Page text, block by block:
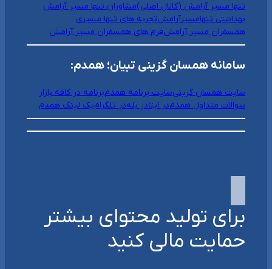
تنها مسیر آرامش (کانال اصلی)مشاوران تنها مسیر آرامش
بهداشتی تنهامسیرآرامشتجربه های تنها مسیری
همسفران مسیر آرامشفرم های همسفران مسیر آرامش
سامانه همسان گزینی تبیان؛ همدم:
سایت همسان گزینیسایت برنامه همدمبرنامه در کافه بازار
سوالات متداول همدمدر ایتادر بلهدر تلگرامیک لینک همدم
برای تولید محتوای بیشتر
حمایت مالی کنید